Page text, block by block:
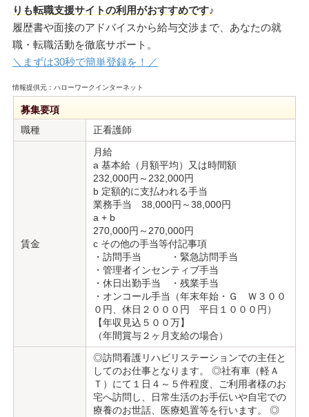
りも転職支援サイトの利用がおすすめです♪
履歴書や面接のアドバイスから給与交渉まで、あなたの就
職・転職活動を徹底サポート。
＼まずは30秒で簡単登録を！／
情報提供元：ハローワークインターネット
募集要項
職種
正看護師
賃金
月給
a 基本給（月額平均）又は時間額
232,000円～232,000円
b 定額的に支払われる手当
業務手当 38,000円～38,000円
a + b
270,000円～270,000円
c その他の手当等付記事項
・訪問手当 ・緊急訪問手当
・管理者インセンティブ手当
・休日出勤手当 ・残業手当
・オンコール手当（年末年始・Ｇ Ｗ３００
０円、休日２０００円 平日１０００円）
【年収見込５００万】
（年間賞与２ヶ月支給の場合）
◎訪問看護リハビリステーションでの主任と
してのお仕事となります。 ◎社有車（軽Ａ
Ｔ）にて１日４～５件程度、ご利用者様のお
宅へ訪問し、日常生活のお手伝いや自宅での
療養のお世話、医療処置等を行います。 ◎